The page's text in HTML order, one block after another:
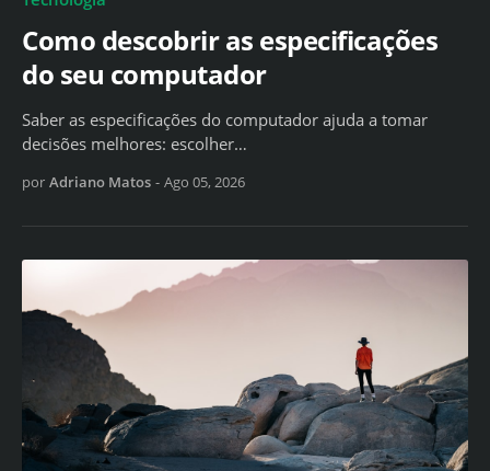
Como descobrir as especificações
do seu computador
Saber as especificações do computador ajuda a tomar
decisões melhores: escolher…
por Adriano Matos - Ago 05, 2026